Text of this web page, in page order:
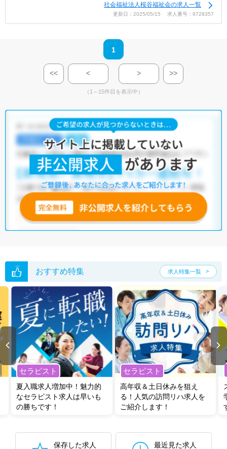
社会福祉法人桜谷福祉会の求人一覧
更新日：2025/05/15 求人番号：9728357
1
<< < > >>
（1～15件目を表示中）
おすすめ特集 求人特集一覧
セラピスト
夏入職求人増加中！魅力的
なセラピスト求人は早いも
の勝ちです！
セラピスト
高年収＆土日休みを狙え
る！人気の訪問リハ求人を
ご紹介します！
保存した求人 最近見た求人